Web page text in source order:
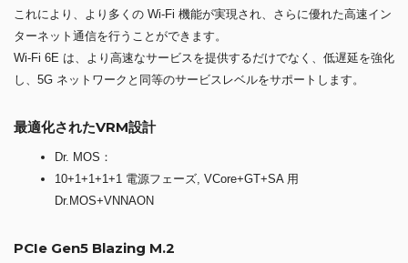
これにより、より多くの Wi-Fi 機能が実現され、さらに優れた高速イン
ターネット通信を行うことができます。
Wi-Fi 6E は、より高速なサービスを提供するだけでなく、低遅延を強化
し、5G ネットワークと同等のサービスレベルをサポートします。
最適化されたVRM設計
Dr. MOS：
10+1+1+1+1 電源フェーズ, VCore+GT+SA 用
Dr.MOS+VNNAON
PCIe Gen5 Blazing M.2